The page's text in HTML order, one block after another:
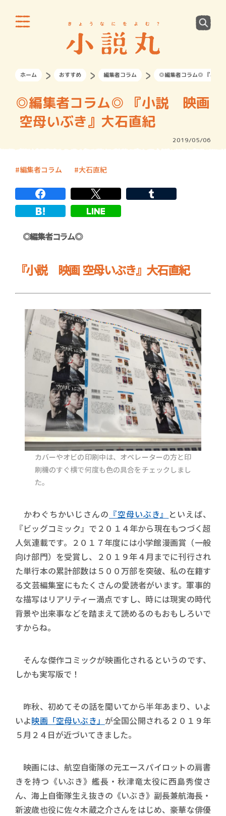
ホーム おすすめ 編集者コラム ◎編集者コラム◎ 『小説
◎編集者コラム◎ 『小説 映画
空母いぶき』大石直紀
2019/05/06
編集者コラム 大石直紀
◎編集者コラム◎
『小説 映画 空母いぶき』大石直紀
カバーやオビの印刷中は、オペレーターの方と印
刷機のすぐ横で何度も色の具合をチェックしまし
た。
かわぐちかいじさんの 『空母いぶき』 といえば、
『ビッグコミック』で２０１４年から現在もつづく超
人気連載です。２０１７年度には小学館漫画賞（一般
向け部門）を受賞し、２０１９年４月までに刊行され
た単行本の累計部数は５００万部を突破、私の在籍す
る文芸編集室にもたくさんの愛読者がいます。軍事的
な描写はリアリティー満点ですし、時には現実の時代
背景や出来事などを踏まえて読めるのもおもしろいで
すからね。
そんな傑作コミックが映画化されるというのです、
しかも実写版で！
昨秋、初めてその話を聞いてから半年あまり、いよ
いよ映画「空母いぶき」 が全国公開される２０１９年
５月２４日が近づいてきました。
映画には、航空自衛隊の元エースパイロットの肩書
きを持つ《いぶき》艦長・秋津竜太役に西島秀俊さ
ん、海上自衛隊生え抜きの《いぶき》副長兼航海長・
新波歳也役に佐々木蔵之介さんをはじめ、豪華な俳優